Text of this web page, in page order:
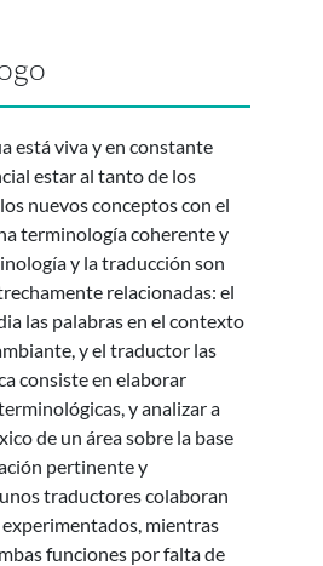
está viva y en constante
estar al tanto de los
nuevos conceptos con el
terminología coherente y
y la traducción son
relacionadas: el
las palabras en el contexto
y el traductor las
consiste en elaborar
y analizar a
de un área sobre la base
pertinente y
traductores colaboran
mientras
funciones por falta de